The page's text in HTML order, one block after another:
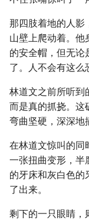
那四肢着地的人影
山壁上爬动着。他
的安全帽，但无论
了。人不会有这么
林道文之前所听到
而是真的抓挠。这
弯曲坚硬，深深地
在林道文惊叫的同
一张扭曲变形，半
的牙床和灰白色的
了出来。
剩下的一只眼睛，